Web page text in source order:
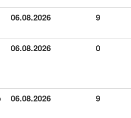
06.08.2026 9
06.08.2026 0
06.08.2026 9